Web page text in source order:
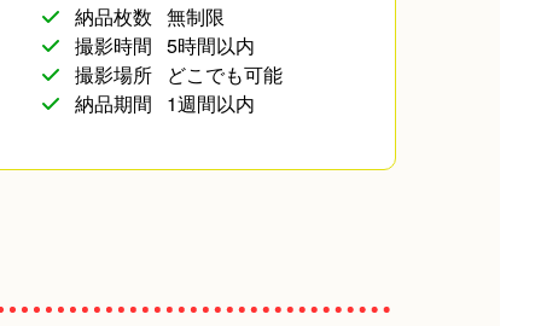
納品枚数 無制限
撮影時間 5時間以内
撮影場所
どこでも可能
納品期間
1週間以内